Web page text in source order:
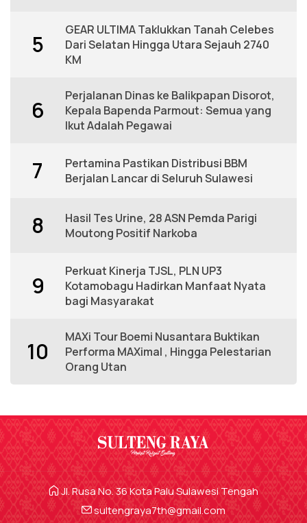
5
GEAR ULTIMA Taklukkan Tanah Celebes
Dari Selatan Hingga Utara Sejauh 2740
KM
6
Perjalanan Dinas ke Balikpapan Disorot,
Kepala Bapenda Parmout: Semua yang
Ikut Adalah Pegawai
7
Pertamina Pastikan Distribusi BBM
Berjalan Lancar di Seluruh Sulawesi
8
Hasil Tes Urine, 28 ASN Pemda Parigi
Moutong Positif Narkoba
9
Perkuat Kinerja TJSL, PLN UP3
Kotamobagu Hadirkan Manfaat Nyata
bagi Masyarakat
10
MAXi Tour Boemi Nusantara Buktikan
Performa MAXimal , Hingga Pelestarian
Orang Utan
Jl. Rusa No. 36 Kota Palu Sulawesi Tengah
sultengraya7th@gmail.com